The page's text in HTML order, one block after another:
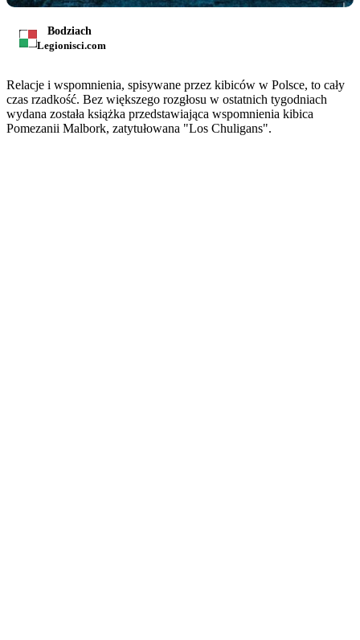
Bodziach
Legionisci.com
Relacje i wspomnienia, spisywane przez kibiców w Polsce, to cały
czas rzadkość. Bez większego rozgłosu w ostatnich tygodniach
wydana została książka przedstawiająca wspomnienia kibica
Pomezanii Malbork, zatytułowana "Los Chuligans".